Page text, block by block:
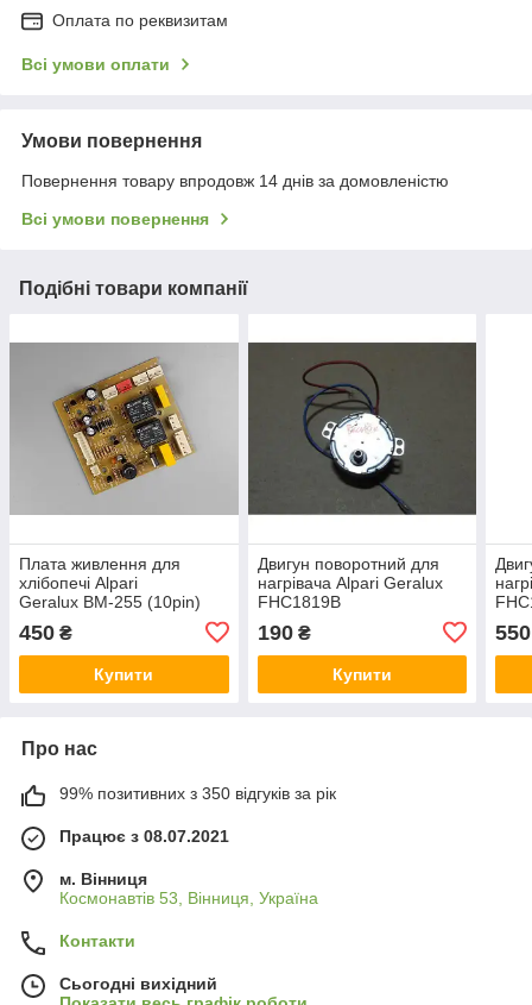
Оплата по реквизитам
Всі умови оплати
Умови повернення
Повернення товару впродовж 14 днів за домовленістю
Всі умови повернення
Подібні товари компанії
Плата живлення для
хлібопечі Alpari
Geralux BM-255 (10pin)
450 ₴
Купити
Двигун поворотний для
нагрівача Alpari Geralux
FHC1819B
190₴
Купити
550
Про нас
99% позитивних з 350 відгуків за рік
Працює з 08.07.2021
м. Вінниця
Космонавтів 53, Вінниця, Україна
Контакти
Сьогодні вихідний